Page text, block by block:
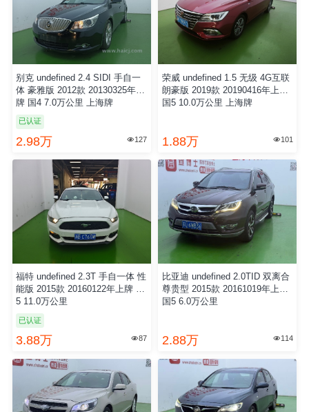
别克 undefined 2.4 SIDI 手自一
体 豪雅版 2012款 20130325年上
牌 国4 7.0万公里 上海牌
已认证
2.98万  127
荣威 undefined 1.5 无级 4G互联
朗豪版 2019款 20190416年上牌
国5 10.0万公里 上海牌
1.88万  101
福特 undefined 2.3T 手自一体 性
能版 2015款 20160122年上牌 欧
5 11.0万公里
已认证
3.88万 87
比亚迪 undefined 2.0TID 双离合
尊贵型 2015款 20161019年上牌
国5 6.0万公里
2.88万  114